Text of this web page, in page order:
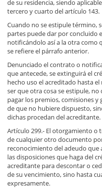
de su residencia, siendo
tercero y cuarto del artículo 143.
Cuando no se estipule término,
partes puede dar por concluido
notificándolo así a la otra como
se refiere el párrafo anterior.
Denunciado el contrato o
que antecede, se extinguirá el
hecho uso el acreditado hasta
ser que otra cosa se estipule,
pagar los premios, comisiones
de que no hubiere dispuesto,
dichas procedan del acreditante.
Artículo 299.- El otorgamiento
de cualquier otro documento
reconocimiento del adeudo que
las disposiciones que haga del
acreditante para descontar o
de su vencimiento, sino hasta
expresamente.